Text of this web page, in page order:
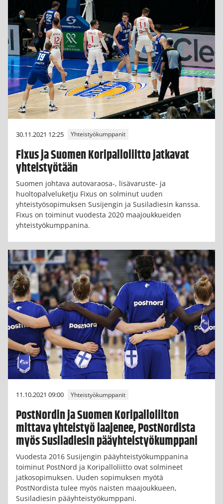
30.11.2021 12:25 Yhteistyökumppanit
Fixus ja Suomen Koripalloliitto jatkavat
yhteistyötään
Suomen johtava autovaraosa-, lisävaruste- ja
huoltopalveluketju Fixus on solminut uuden
yhteistyösopimuksen Susijengin ja Susiladiesin kanssa.
Fixus on toiminut vuodesta 2020 maajoukkueiden
yhteistyökumppanina.
11.10.2021 09:00 Yhteistyökumppanit
PostNordin ja Suomen Koripalloliiton
mittava yhteistyö laajenee, PostNordista
myös Susiladiesin pääyhteistyökumppani
Vuodesta 2016 Susijengin pääyhteistyökumppanina
toiminut PostNord ja Koripalloliitto ovat solmineet
jatkosopimuksen. Uuden sopimuksen myötä
PostNordista tulee myös naisten maajoukkueen,
Susiladiesin pääyhteistyökumppani.